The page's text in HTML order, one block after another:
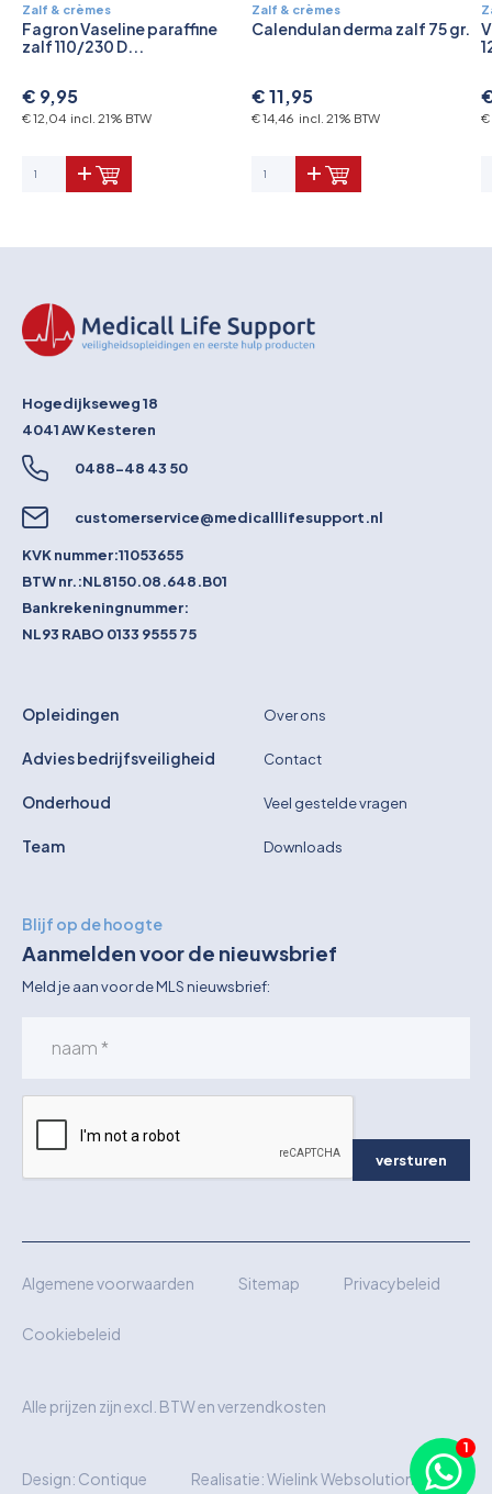
Zalf & crèmes
Fagron Vaseline paraffine
zalf 110/230 D...
€ 9,95
€ 12,04 incl. 21% BTW
Zalf & crèmes
Calendulan derma zalf 75 gr.
€ 11,95
€ 14,46 incl. 21% BTW €
Hogedijkseweg 18
4041 AWKesteren
0488-48 43 50
customerservice@medicalllifesupport.nl
KVK nummer:11053655
BTW nr.:NL8150.08.648.B01
Bankrekeningnummer:
NL93 RABO 0133 9555 75
Opleidingen
Advies bedrijfsveiligheid
Onderhoud
Team
Over ons
Contact
Veel gestelde vragen
Downloads
Blijf op de hoogte
Aanmelden voor de nieuwsbrief
Meld je aan voor de MLS nieuwsbrief:
versturen
Algemene voorwaarden Sitemap Privacybeleid
Cookiebeleid
Alle prijzen zijn excl. BTW en verzendkosten
Design: Contique Realisatie:Wielink Websolutions